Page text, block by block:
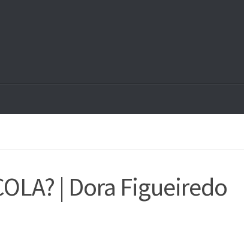
| Dora Figueiredo